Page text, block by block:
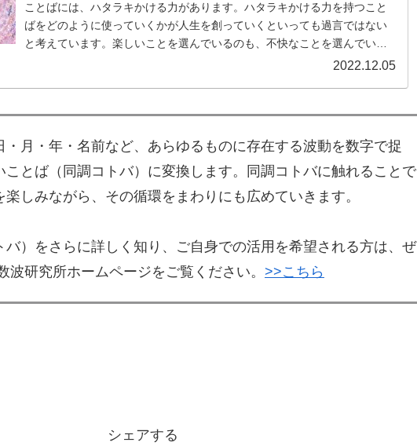
ことばには、ハタラキかける力があります。ハタラキかける力を持つこと
ばをどのように使っていくかが人生を創っていくといっても過言ではない
と考えています。楽しいことを選んでいるのも、不快なことを選んでいる
2022.12.05
・月・年・名前など、あらゆるものに存在する波動を数字で捉
ことば（同調コトバ）に変換します。同調コトバに触れることで
しみながら、その循環をまわりにも広めていきます。
バ）をさらに詳しく知り、ご自身での活用を希望される方は、ぜ
波研究所ホームページをご覧ください。 >>こちら
シェアする